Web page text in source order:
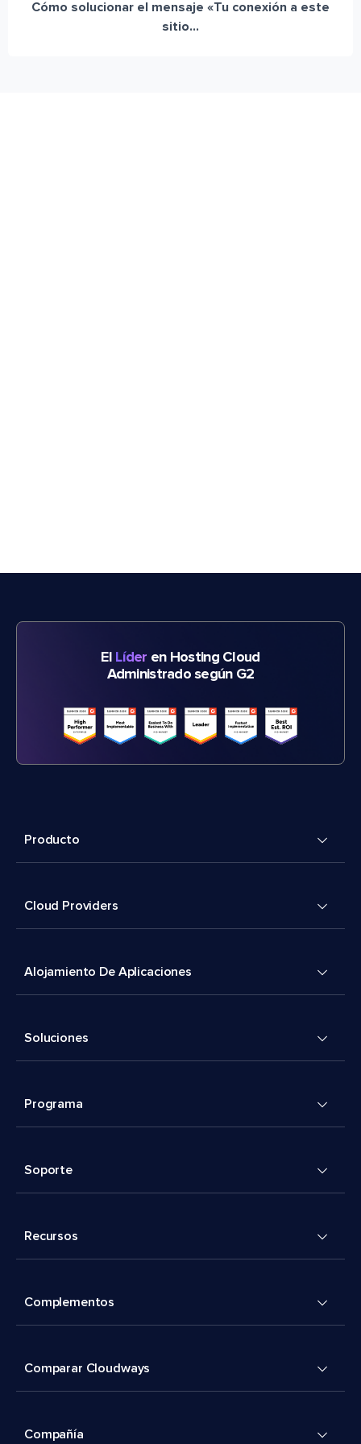
Cómo solucionar el mensaje «Tu conexión a este
sitio...
El Líder en Hosting Cloud
Administrado según G2
Producto
Cloud Providers
Alojamiento De Aplicaciones
Soluciones
Programa
Soporte
Recursos
Complementos
Comparar Cloudways
Compañía